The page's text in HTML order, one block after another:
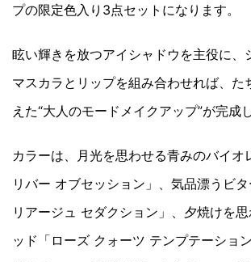
プの限定色入り3点セットになります。
眩い輝きを放つアイシャドウを主役に、
マスカラとリップを組み合わせれば、た
えた“大人のモードメイクアップ”が完成
カラーは、月光を思わせる青みのバイオ
リバー オブセッション」、気品漂うビ
リアージュ セダクション」、夕焼けを
ッド「ローズ クォーツ テンプテーショ